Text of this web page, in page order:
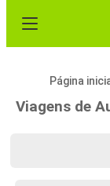
Página
Viagens de